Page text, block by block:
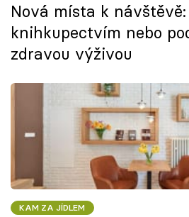
Nová místa k
knihkupectvím nebo
zdravou výživou
KAM ZA JÍDLEM